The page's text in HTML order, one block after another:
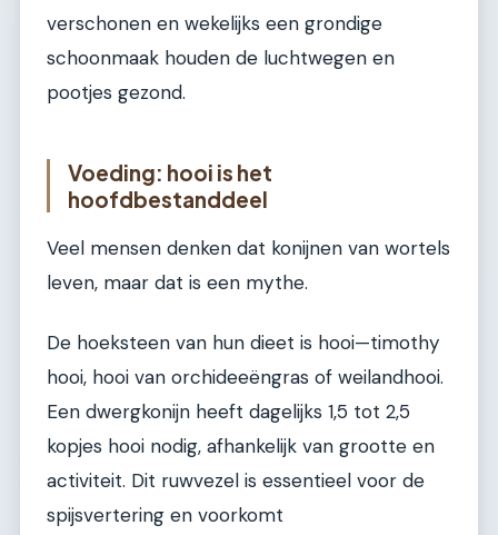
verschonen en wekelijks een grondige
schoonmaak houden de luchtwegen en
pootjes gezond.
Voeding: hooi is het
hoofdbestanddeel
Veel mensen denken dat konijnen van wortels
leven, maar dat is een mythe.
De hoeksteen van hun dieet is hooi—timothy
hooi, hooi van orchideeëngras of weilandhooi.
Een dwergkonijn heeft dagelijks 1,5 tot 2,5
kopjes hooi nodig, afhankelijk van grootte en
activiteit. Dit ruwvezel is essentieel voor de
spijsvertering en voorkomt